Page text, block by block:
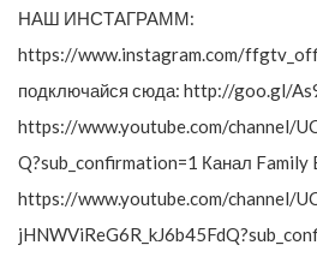
НАШ ИНСТАГРАММ:
https://www.instagram.com/
подключайся сюда: http://goo.gl/
https://www.youtube.com/channel/
Q?sub_confirmation=1 Канал Family
https://www.youtube.com/channel/